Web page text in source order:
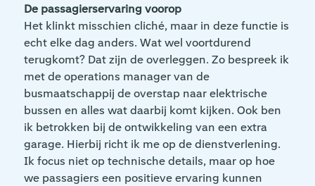
De passagierservaring voorop
Het klinkt misschien cliché, maar in deze functie is
echt elke dag anders. Wat wel voortdurend
terugkomt? Dat zijn de overleggen. Zo bespreek ik
met de operations manager van de
busmaatschappij de overstap naar elektrische
bussen en alles wat daarbij komt kijken. Ook ben
ik betrokken bij de ontwikkeling van een extra
garage. Hierbij richt ik me op de dienstverlening.
Ik focus niet op technische details, maar op hoe
we passagiers een positieve ervaring kunnen